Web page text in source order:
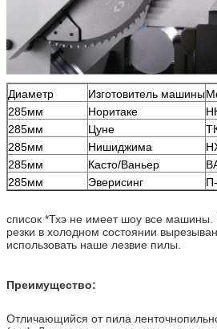
Диаметр Изготовитель машины
285мм
Норитаке
285мм
Цуне
285мм
Нишиджима
285мм
Касто/Ваньер
285мм
Эверисинг
список *Тхэ не имеет шоу все
резки в холодном состоянии
использовать наше лезвие пилы.
Отличающийся от пила